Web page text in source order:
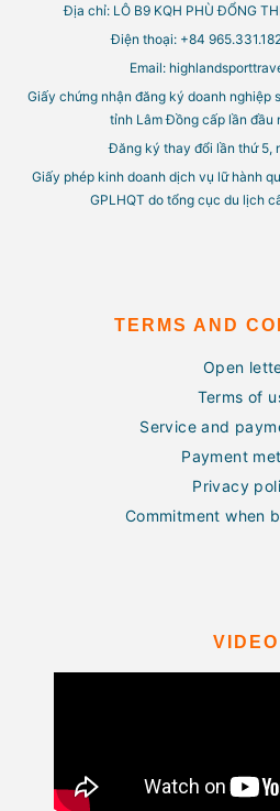
Địa chỉ: LÔ B9 KQH PHÙ ĐỔNG
Điện thoại: +84
Email:
Giấy chứng nhận đăng ký doanh nghiệp
tỉnh Lâm Đồng cấp lần đầu
Đăng ký thay đổi lần thứ 5,
Giấy phép kinh doanh dịch vụ lữ hành
GPLHQT do tổng cục du lịch
TERMS AND
Open
Terms of
Service and
Payment
Privacy
Commitment when
VIDEO